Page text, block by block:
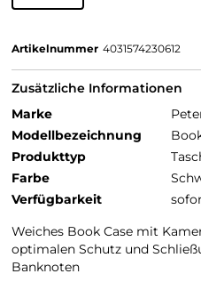
Artikelnummer 4031574230612
Zusätzliche Informationen
Marke
Modellbezeichnung
Produkttyp
Farbe
Verfügbarkeit
Weiches Book Case mit
optimalen Schutz und
Banknoten